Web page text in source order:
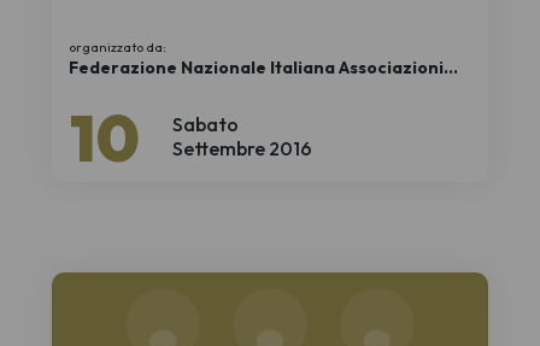
Sabato
10 Settembre 2016
organizzato da:
Federazione Nazionale Italiana Associazioni